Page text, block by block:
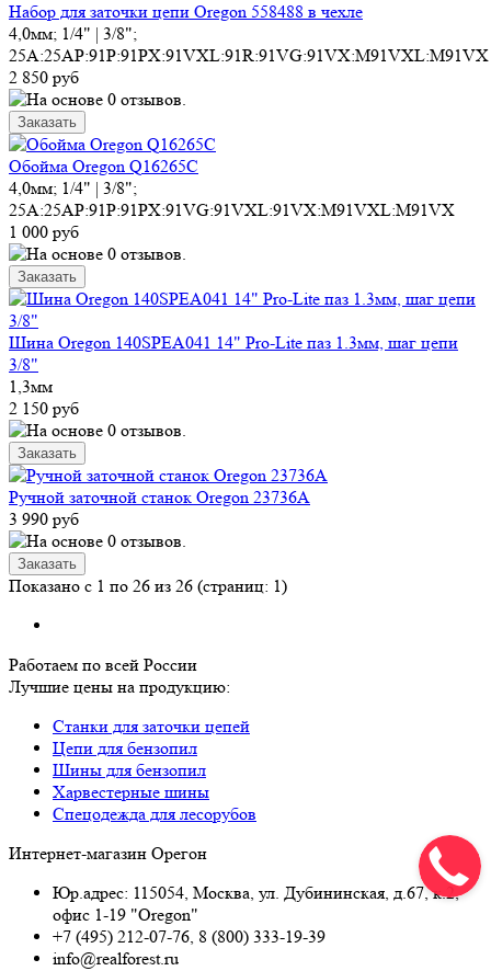
Набор для заточки цепи Oregon 558488 в чехле
4,0мм; 1/4" | 3/8";
25A:25AP:91P:91PX:91VXL:91R:91VG:91VX:M91VXL:M91VX
2 850 руб
Обойма Oregon Q16265C
4,0мм; 1/4" | 3/8";
25A:25AP:91P:91PX:91VG:91VXL:91VX:M91VXL:M91VX
1 000 руб
Шина Oregon 140SPEA041 14" Pro-Lite паз 1.3мм, шаг цепи
3/8"
1,3мм
2 150 руб
Ручной заточной станок Oregon 23736A
3 990 руб
Показано с 1 по 26 из 26 (страниц: 1)
Работаем по всей России
Лучшие цены на продукцию:
Станки для заточки цепей
Цепи для бензопил
Шины для бензопил
Харвестерные шины
Спецодежда для лесорубов
Интернет-магазин Орегон
Юр.адрес: 115054, Москва, ул. Дубининская, д.67, к.2,
офис 1-19 "Oregon"
+7 (495) 212-07-76, 8 (800) 333-19-39
info@realforest.ru